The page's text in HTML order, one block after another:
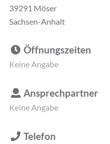
39291 Möser
Sachsen-Anhalt
Öffnungszeiten
Keine Angabe
Ansprechpartner
Keine Angabe
Telefon